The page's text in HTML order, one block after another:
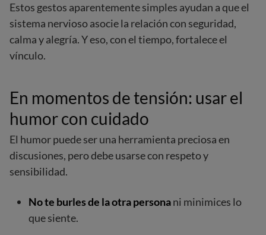
Estos gestos aparentemente simples ayudan a que el
sistema nervioso asocie la relación con seguridad,
calma y alegría. Y eso, con el tiempo, fortalece el
vínculo.
En momentos de tensión: usar el
humor con cuidado
El humor puede ser una herramienta preciosa en
discusiones, pero debe usarse con respeto y
sensibilidad.
No te burles de la otra personani minimices lo
que siente.